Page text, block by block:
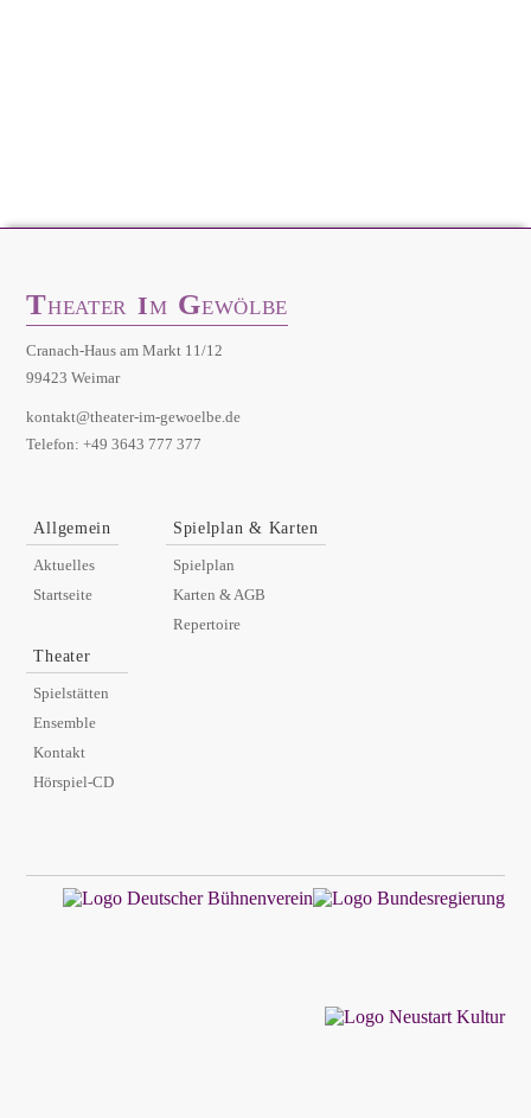
THEATER IM GEWÖLBE
Cranach-Haus am Markt 11/12
99423 Weimar
kontakt@theater-im-gewoelbe.de
Telefon: +49 3643 777 377
Allgemein
Aktuelles
Startseite
Spielplan & Karten
Spielplan
Karten & AGB
Repertoire
Theater
Spielstätten
Ensemble
Kontakt
Hörspiel-CD